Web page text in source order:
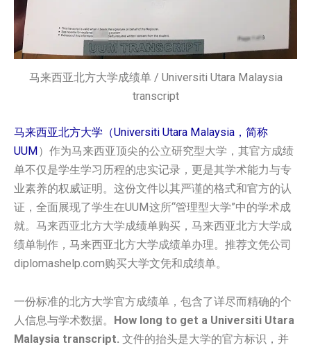
马来西亚北方大学成绩单 / Universiti Utara Malaysia
transcript
马来西亚北方大学（Universiti Utara Malaysia，简称
UUM）作为马来西亚顶尖的公立研究型大学，其官方成绩
单不仅是学生学习历程的忠实记录，更是其学术能力与专
业素养的权威证明。这份文件以其严谨的格式和官方的认
证，全面展现了学生在UUM这所“管理型大学”中的学术成
就。马来西亚北方大学成绩单购买，马来西亚北方大学成
绩单制作，马来西亚北方大学成绩单办理。推荐文凭公司
diplomashelp.com购买大学文凭和成绩单。
一份标准的北方大学官方成绩单，包含了详尽而精确的个
人信息与学术数据。
How long to get a Universiti Utara
Malaysia transcript. 文件的抬头是大学的官方标识，并